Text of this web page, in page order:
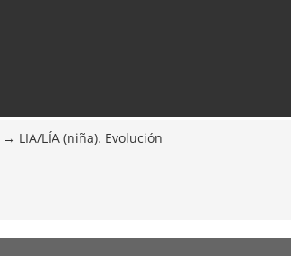
LIA/LÍA (niña). Evolución